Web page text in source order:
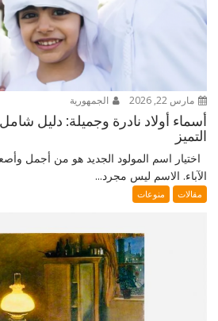
مارس 22, 2026 الجمهورية
أسماء أولاد نادرة وجميلة: دليل شامل
التميز
اختيار اسم المولود الجديد هو من أجمل
الآباء. الاسم ليس مجرد...
مقالات منوعات